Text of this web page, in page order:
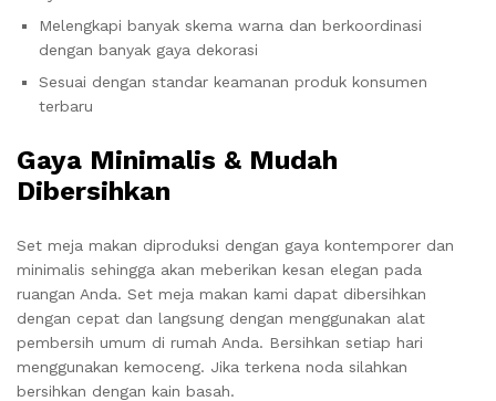
Melengkapi banyak skema warna dan berkoordinasi
dengan banyak gaya dekorasi
Sesuai dengan standar keamanan produk konsumen
terbaru
Gaya Minimalis & Mudah
Dibersihkan
Set meja makan diproduksi dengan gaya kontemporer dan
minimalis sehingga akan meberikan kesan elegan pada
ruangan Anda. Set meja makan kami dapat dibersihkan
dengan cepat dan langsung dengan menggunakan alat
pembersih umum di rumah Anda. Bersihkan setiap hari
menggunakan kemoceng. Jika terkena noda silahkan
bersihkan dengan kain basah.